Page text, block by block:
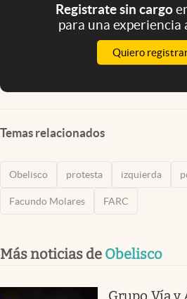
Registrate sin cargo
para una experiencia
Quiero
Temas relacionados
Obelisco protesta izquierda
Facundo Molares FARC
Más noticias de Obelisco
Grupo Vía y